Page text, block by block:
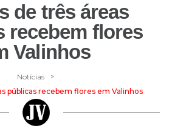
de três áreas
recebem flores
Valinhos
Notícias >
públicas recebem flores em Valinhos